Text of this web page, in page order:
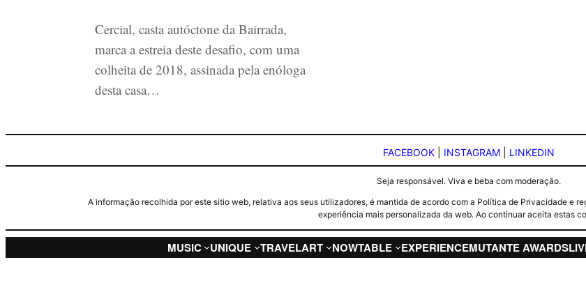
Cercial, casta autóctone da Bairrada,
marca a estreia deste desafio, com uma
colheita de 2018, assinada pela enóloga
desta casa…
FACEBOOK INSTAGRAM LINKEDIN
Seja responsável. Viva e beba com moderação.
A informação recolhida por este sitio web, relativa aos seus utilizadores, é mantida de acordo com a Política de Privacidade e
experiência mais personalizada da web. Ao continuar aceita estas
MUSIC UNIQUE TRAVELART NOWTABLE EXPERIENCEMUTANTE AWARDS